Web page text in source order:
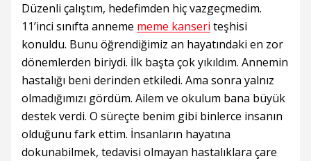
Düzenli çalıştım, hedefimden hiç vazgeçmedim.
11’inci sınıfta anneme meme kanseri teşhisi
konuldu. Bunu öğrendiğimiz an hayatındaki en zor
dönemlerden biriydi. İlk başta çok yıkıldım. Annemin
hastalığı beni derinden etkiledi. Ama sonra yalnız
olmadığımızı gördüm. Ailem ve okulum bana büyük
destek verdi. O süreçte benim gibi binlerce insanın
olduğunu fark ettim. İnsanların hayatına
dokunabilmek, tedavisi olmayan hastalıklara çare